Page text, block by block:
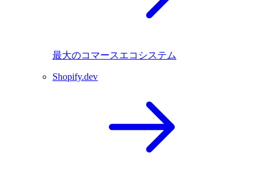
最大のコマースエコシステム
Shopify.dev